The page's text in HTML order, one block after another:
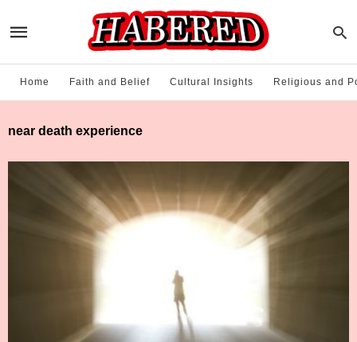
Home Faith and Belief Cultural Insights Religious and
near death experience